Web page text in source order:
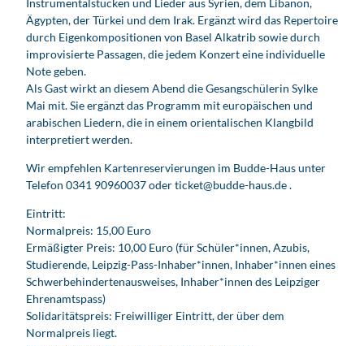
Instrumentalstücken und Lieder aus Syrien, dem Libanon,
Ägypten, der Türkei und dem Irak. Ergänzt wird das Repertoire
durch Eigenkompositionen von Basel Alkatrib sowie durch
improvisierte Passagen, die jedem Konzert eine individuelle
Note geben.
Als Gast wirkt an diesem Abend die Gesangschülerin Sylke
Mai mit. Sie ergänzt das Programm mit europäischen und
arabischen Liedern, die in einem orientalischen Klangbild
interpretiert werden.
Wir empfehlen Kartenreservierungen im Budde-Haus unter
Telefon 0341 90960037 oder ticket@budde-haus.de .
Eintritt:
Normalpreis: 15,00 Euro
Ermäßigter Preis: 10,00 Euro (für Schüler*innen, Azubis,
Studierende, Leipzig-Pass-Inhaber*innen, Inhaber*innen eines
Schwerbehindertenausweises, Inhaber*innen des Leipziger
Ehrenamtspass)
Solidaritätspreis: Freiwilliger Eintritt, der über dem
Normalpreis liegt.